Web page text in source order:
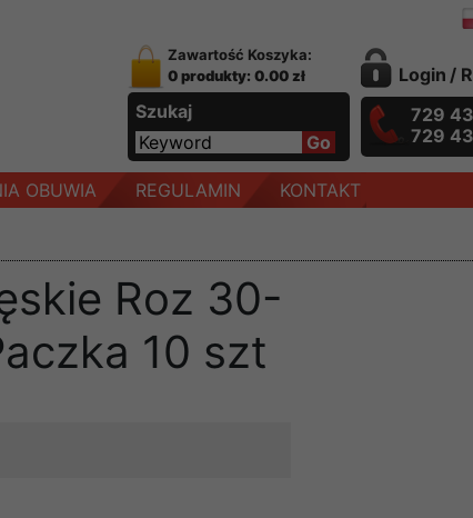
Zawartość Koszyka:
0 produkty: 0.00 zł
Szukaj
Login /
729
729
OBUWIA REGULAMIN KONTAKT
Roz 30-
10 szt